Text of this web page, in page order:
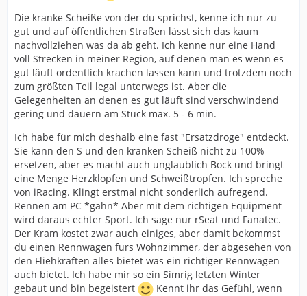
Die kranke Scheiße von der du sprichst, kenne ich nur zu
gut und auf öffentlichen Straßen lässt sich das kaum
nachvollziehen was da ab geht. Ich kenne nur eine Hand
voll Strecken in meiner Region, auf denen man es wenn es
gut läuft ordentlich krachen lassen kann und trotzdem noch
zum größten Teil legal unterwegs ist. Aber die
Gelegenheiten an denen es gut läuft sind verschwindend
gering und dauern am Stück max. 5 - 6 min.
Ich habe für mich deshalb eine fast "Ersatzdroge" entdeckt.
Sie kann den S und den kranken Scheiß nicht zu 100%
ersetzen, aber es macht auch unglaublich Bock und bringt
eine Menge Herzklopfen und Schweißtropfen. Ich spreche
von iRacing. Klingt erstmal nicht sonderlich aufregend.
Rennen am PC *gähn* Aber mit dem richtigen Equipment
wird daraus echter Sport. Ich sage nur rSeat und Fanatec.
Der Kram kostet zwar auch einiges, aber damit bekommst
du einen Rennwagen fürs Wohnzimmer, der abgesehen von
den Fliehkräften alles bietet was ein richtiger Rennwagen
auch bietet. Ich habe mir so ein Simrig letzten Winter
gebaut und bin begeistert
Kennt ihr das Gefühl, wenn